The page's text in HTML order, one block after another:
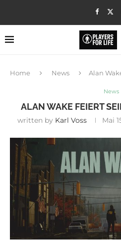
Home News Alan
News
ALAN WAKE FEIERT
written by Karl Voss Mai